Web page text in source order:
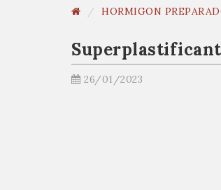
HORMIGON
26/01/2023